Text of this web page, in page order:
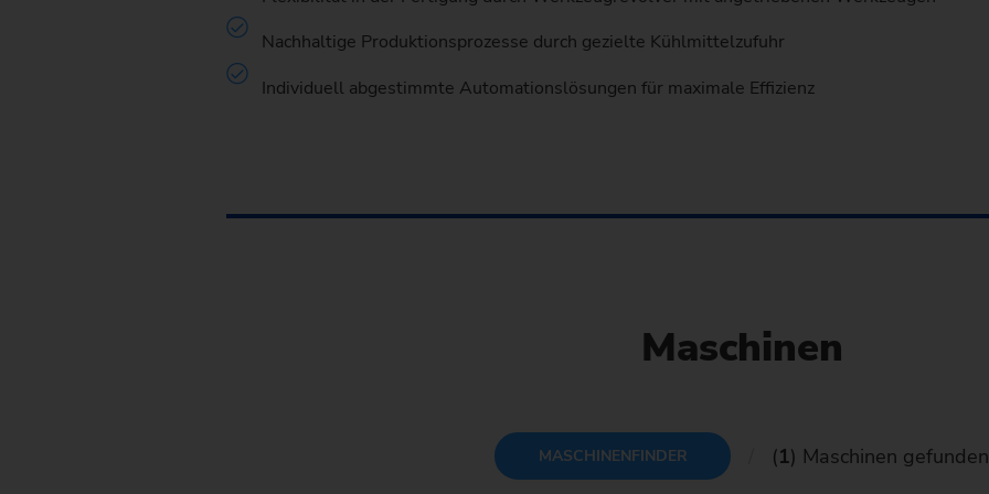
Nachhaltige Produktionsprozesse durch gezielte Kühlmittelzufuhr
Individuell abgestimmte Automationslösungen für maximale Effizienz
Maschinen
MASCHINENFINDER (1) Maschinen gefunden